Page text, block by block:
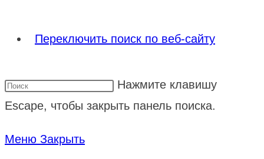
Переключить поиск по веб-сайту
Нажмите клавишу
Escape, чтобы закрыть панель поиска.
Меню Закрыть